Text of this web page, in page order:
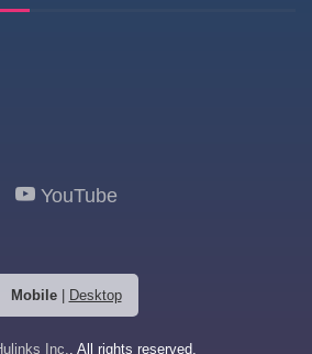
YouTube
Mobile| Desktop
Inc. . All rights reserved.